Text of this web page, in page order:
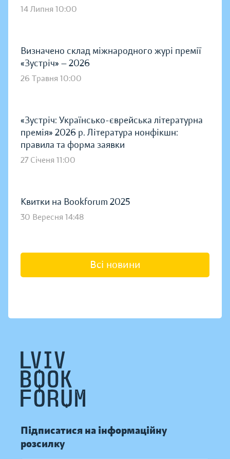
14 Липня 10:00
Визначено склад міжнародного журі премії
«Зустріч» — 2026
26 Травня 10:00
«Зустріч: Українсько-єврейська літературна
премія» 2026 р. Література нонфікшн:
правила та форма заявки
27 Січеня 11:00
Квитки на Bookforum 2025
30 Вересня 14:48
Всі новини
Підписатися на інформаційну
розсилку